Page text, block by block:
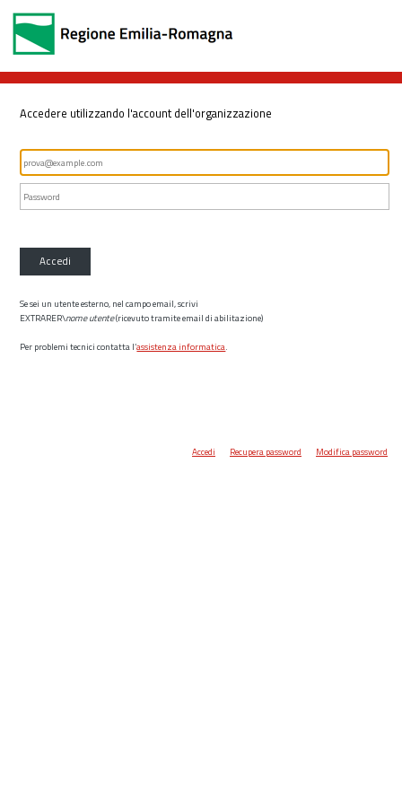
Accedere utilizzando l'account dell'organizzazione
Accedi
Se sei un utente esterno, nel campo email, scrivi
EXTRARER\nome utente(ricevuto tramite email di abilitazione)
Per problemi tecnici contatta l’assistenza informatica.
Accedi Recupera password Modifica password